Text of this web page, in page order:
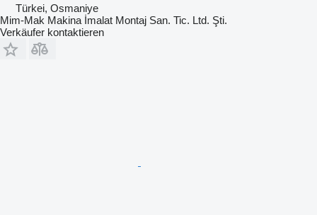
Türkei, Osmaniye
Mim-Mak Makina İmalat Montaj San. Tic. Ltd. Şti.
Verkäufer kontaktieren